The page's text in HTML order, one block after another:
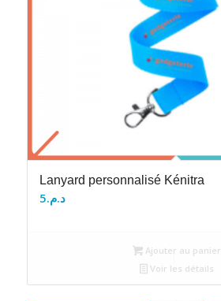
Lanyard personnalisé Kénitra
د.م.5
Ajouter au panier
Voir les détails